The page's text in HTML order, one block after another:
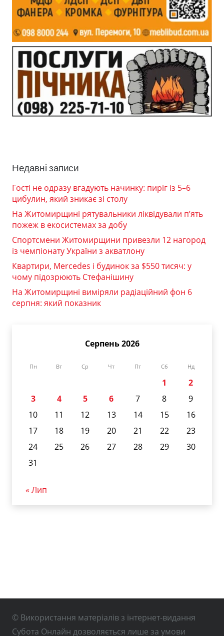
Недавні записи
Гості не одразу вгадують начинку: пиріг із 5–6
цибулин, який зникає зі столу
На Житомирщині рятувальники ліквідували п’ять
пожеж в екосистемах за добу
Спортсмени Житомирщини привезли 12 нагород
із чемпіонату України з акватлону
Квартири, Mercedes і будинок за $550 тисяч: у
чому підозрюють Стефанішину
На Житомирщині виміряли радіаційний фон 6
серпня: який показник
Серпень 2026
Пн Вт Ср Чт Пт Сб Нд
1
2
3
4 5 6 7 8
9
10
11 12 13 14 15
16
17
18 19 20 21 22
23
24
25 26 27 28 29
30
31
« Лип
© Використання матеріалів з інтернет-видання
Субота Онлайн дозволяється лише за умови